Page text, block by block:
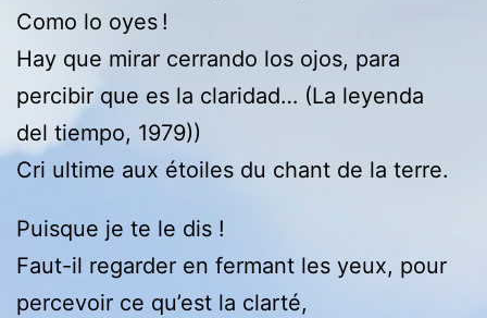
Como lo oyes !
Hay que mirar cerrando los ojos, para
percibir que es la claridad… (La leyenda
del tiempo, 1979))
Cri ultime aux étoiles du chant de la terre.
Puisque je te le dis !
Faut-il regarder en fermant les yeux, pour
percevoir ce qu’est la clarté,